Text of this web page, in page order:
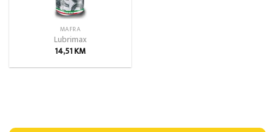
MAFRA
Lubrimax
14,51KM